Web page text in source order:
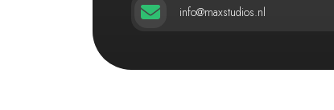
info@maxstudios.nl